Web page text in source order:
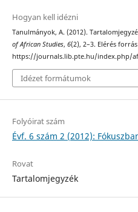
Hogyan kell idézni
Tanulmányok, A. (2012).
of African Studies, 6(2), 2–3. Elérés forrás
https://journals.lib.pte.hu/index.php/
Idézet formátumok
Folyóirat szám
Évf. 6 szám 2 (2012):
Rovat
Tartalomjegyzék